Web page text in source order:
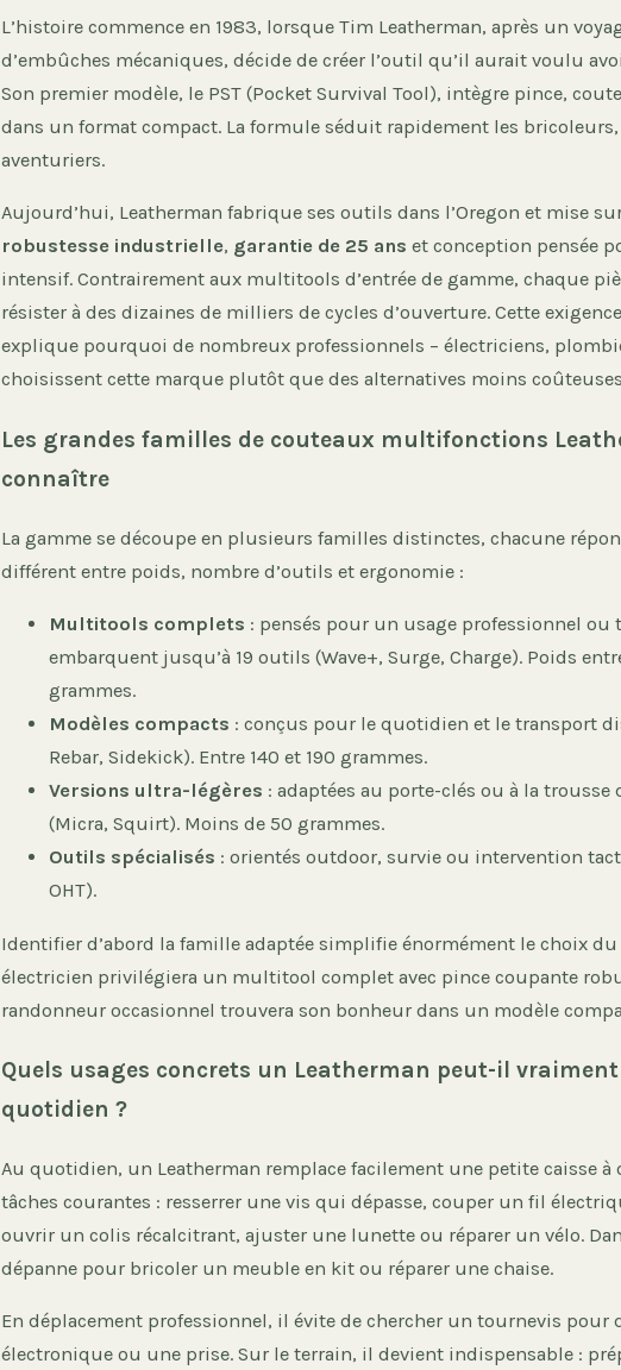
L’histoire commence en 1983, lorsque Tim Leatherman, après un
d’embûches mécaniques, décide de créer l’outil qu’il aurait voulu
Son premier modèle, le PST (Pocket Survival Tool), intègre pince,
dans un format compact. La formule séduit rapidement les
aventuriers.
Aujourd’hui, Leatherman fabrique ses outils dans l’Oregon et mise
robustesse industrielle, garantie de 25 ans et conception pensée
intensif. Contrairement aux multitools d’entrée de gamme, chaque
résister à des dizaines de milliers de cycles d’ouverture. Cette
explique pourquoi de nombreux professionnels – électriciens,
choisissent cette marque plutôt que des alternatives moins
Les grandes familles de couteaux multifonctions
connaître
La gamme se découpe en plusieurs familles distinctes, chacune
différent entre poids, nombre d’outils et ergonomie :
Multitools complets : pensés pour un usage professionnel ou
embarquent jusqu’à 19 outils (Wave+, Surge, Charge). Poids
grammes.
Modèles compacts : conçus pour le quotidien et le transport
Rebar, Sidekick). Entre 140 et 190 grammes.
Versions ultra-légères : adaptées au porte-clés ou à la trousse
(Micra, Squirt). Moins de 50 grammes.
Outils spécialisés : orientés outdoor, survie ou intervention
OHT).
Identifier d’abord la famille adaptée simplifie énormément le choix du
électricien privilégiera un multitool complet avec pince coupante
randonneur occasionnel trouvera son bonheur dans un modèle
Quels usages concrets un Leatherman peut-il
quotidien ?
Au quotidien, un Leatherman remplace facilement une petite caisse
tâches courantes : resserrer une vis qui dépasse, couper un fil
ouvrir un colis récalcitrant, ajuster une lunette ou réparer un vélo.
dépanne pour bricoler un meuble en kit ou réparer une chaise.
En déplacement professionnel, il évite de chercher un tournevis
électronique ou une prise. Sur le terrain, il devient indispensable :